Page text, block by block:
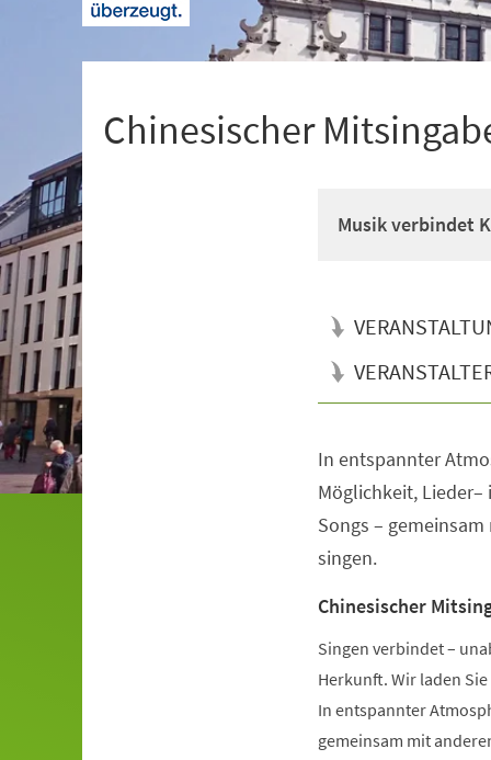
Chinesischer
Musik verbindet
In entspannter
Möglichkeit,
Songs –
singen.
Chinesischer
Singen verbindet –
Herkunft. Wir laden
In entspannter
gemeinsam mit